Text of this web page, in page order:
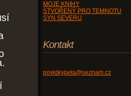
MOJE KNIHY
STVOŘENÝ PRO TEMNOTU
SYN SEVERU
Kontakt
povidkypeta@seznam.cz